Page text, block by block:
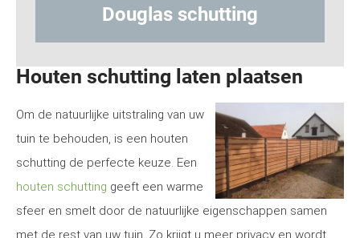
Hout-betonschutting
Houten schutting laten plaatsen
Om de natuurlijke uitstraling van uw
tuin te behouden, is een houten
schutting de perfecte keuze. Een
houten schutting geeft een warme
sfeer en smelt door de natuurlijke eigenschappen samen
met de rest van uw tuin. Zo krijgt u meer privacy en wordt